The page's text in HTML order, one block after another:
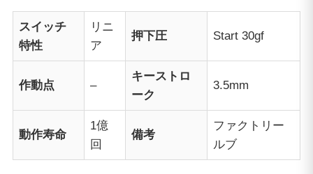
スイッチ
特性
リニ
ア
押下圧 Start 30gf
作動点 –
キーストロ
ーク
3.5mm
動作寿命
1億
回
備考
ファクトリー
ルブ